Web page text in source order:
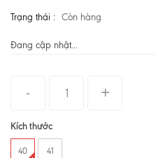
Trạng thái : Còn hàng
Đang cập nhật...
Kích thước
40 41